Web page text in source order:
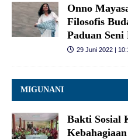
Onno
Filosofis
Paduan
29 Juni 2022 |
MIGUNANI
Bakti Sosial